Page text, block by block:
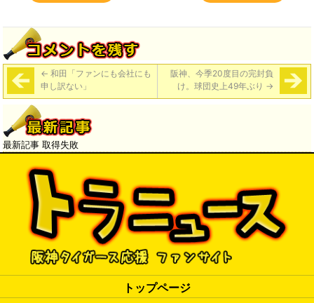
← 和田「ファンにも会社にも
申し訳ない」
阪神、今季20度目の完封負
け。球団史上49年ぶり →
最新記事 取得失敗
トップページ